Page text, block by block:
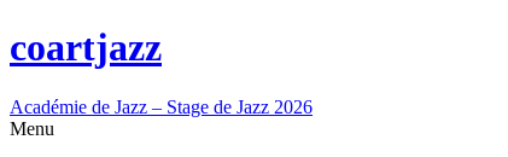
coartjazz
Académie de Jazz – Stage de Jazz 2026
Menu